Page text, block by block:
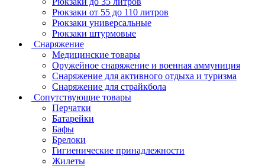
Рюкзаки от 55 до 110 литров
Рюкзаки универсальные
Рюкзаки штурмовые
Снаряжение
Медицинские товары
Оружейное снаряжение и военная аммуниция
Снаряжение для активного отдыха и туризма
Снаряжение для страйкбола
Сопутствующие товары
Перчатки
Батарейки
Бафы
Брелоки
Гигиенические принадлежности
Жилеты